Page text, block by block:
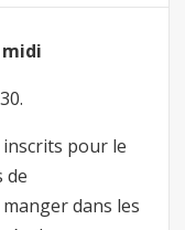
midi
inscrits pour le
de
dans les